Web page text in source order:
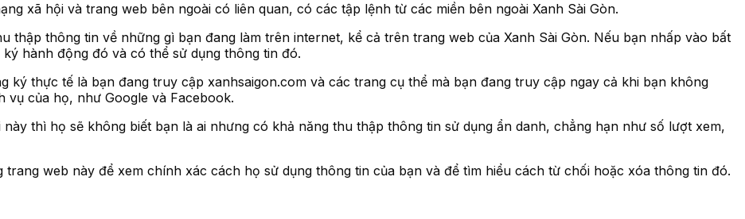
xã hội và trang web bên ngoài có liên quan, có các tập lệnh từ các miền bên ngoài Xanh Sài Gòn.
thập thông tin về những gì bạn đang làm trên internet, kể cả trên trang web của Xanh Sài Gòn. Nếu bạn nhấp vào bất
hành động đó và có thể sử dụng thông tin đó.
ký thực tế là bạn đang truy cập xanhsaigon.com và các trang cụ thể mà bạn đang truy cập ngay cả khi bạn không
của họ, như Google và Facebook.
thì họ sẽ không biết bạn là ai nhưng có khả năng thu thập thông tin sử dụng ẩn danh, chẳng hạn như số lượt xem,
web này để xem chính xác cách họ sử dụng thông tin của bạn và để tìm hiểu cách từ chối hoặc xóa thông tin đó.